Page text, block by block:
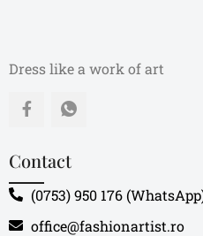
Dress like a work of art
Contact
(0753) 950 176
office@fashionartist.ro